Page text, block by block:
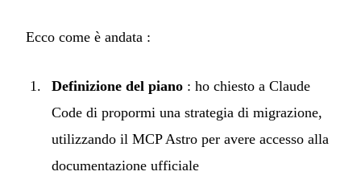
Ecco come è andata :
Definizione del piano : ho chiesto a Claude
Code di propormi una strategia di migrazione,
utilizzando il MCP Astro per avere accesso alla
documentazione ufficiale